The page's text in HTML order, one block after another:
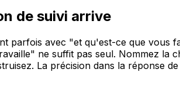
de suivi arrive
parfois avec "et qu'est-ce que vous
ne suffit pas seul. Nommez la
La précision dans la réponse